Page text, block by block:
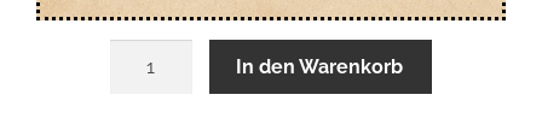
In den Warenkorb